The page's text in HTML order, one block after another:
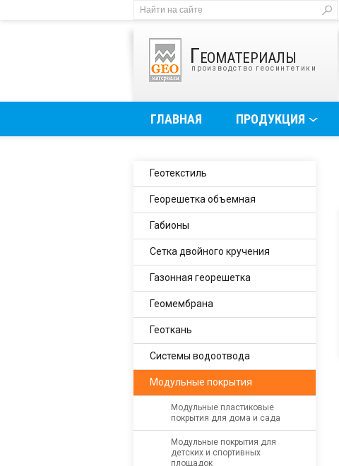
Геоматериалы
производство геосинтетики
ГЛАВНАЯ ПРОДУКЦИЯ
Геотекстиль
Георешетка объемная
Габионы
Сетка двойного кручения
Газонная георешетка
Геомембрана
Геоткань
Системы водоотвода
Модульные покрытия
Модульные пластиковые
покрытия для дома и сада
Модульные покрытия для
детских и спортивных
площадок